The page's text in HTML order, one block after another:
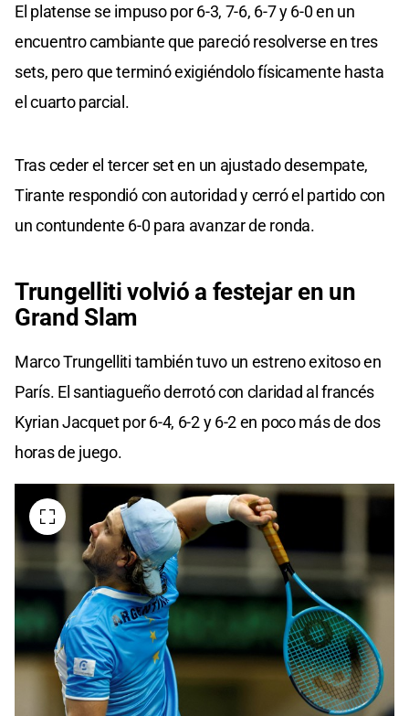
El platense se impuso por 6-3, 7-6, 6-7 y 6-0 en un
encuentro cambiante que pareció resolverse en tres
sets, pero que terminó exigiéndolo físicamente hasta
el cuarto parcial.
Tras ceder el tercer set en un ajustado desempate,
Tirante respondió con autoridad y cerró el partido con
un contundente 6-0 para avanzar de ronda.
Trungelliti volvió a festejar en un
Grand Slam
Marco Trungelliti también tuvo un estreno exitoso en
París. El santiagueño derrotó con claridad al francés
Kyrian Jacquet por 6-4, 6-2 y 6-2 en poco más de dos
horas de juego.